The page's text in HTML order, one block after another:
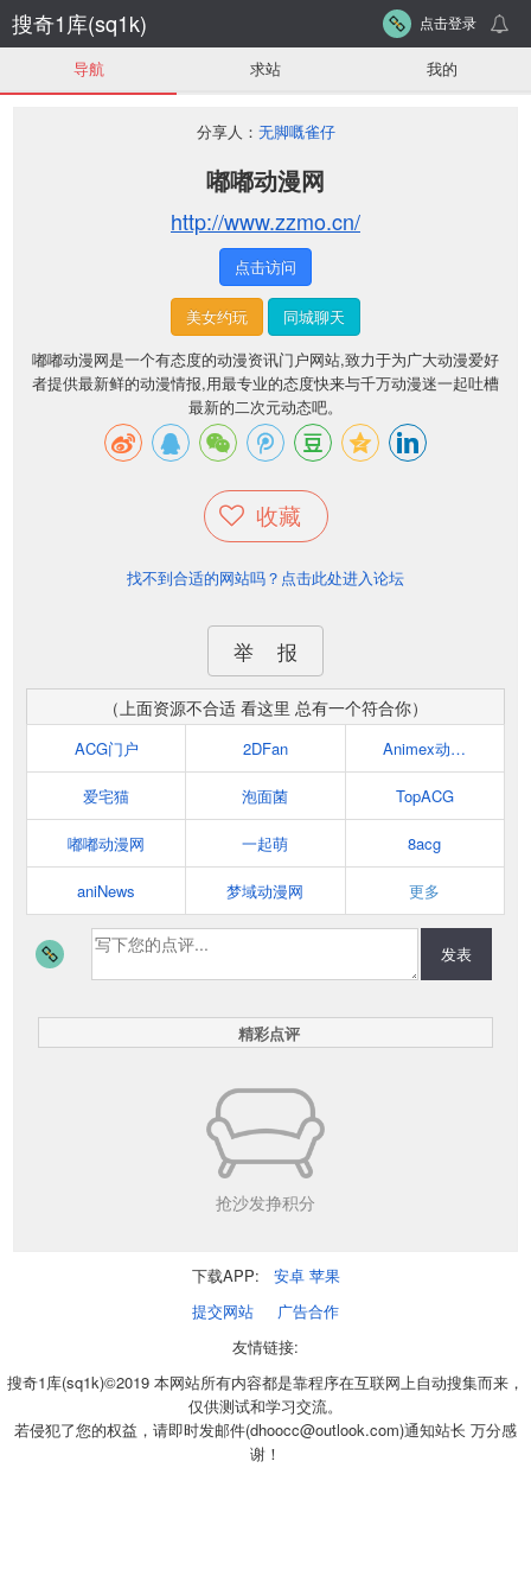
搜奇1库(sq1k) 点击登录
导航 求站 我的
分享人： 无脚嘅雀仔
嘟嘟动漫网
http://www.zzmo.cn/
点击访问
美女约玩
同城聊天
嘟嘟动漫网是一个有态度的动漫资讯门户网站,致力于为广大动漫爱好
者提供最新鲜的动漫情报,用最专业的态度快来与千万动漫迷一起吐槽
最新的二次元动态吧。
收藏
找不到合适的网站吗？点击此处进入论坛
举 报
（上面资源不合适 看这里 总有一个符合你）
ACG门户 2DFan Animex动漫社
爱宅猫 泡面菌 TopACG
嘟嘟动漫网 一起萌 8acg
aniNews 梦域动漫网 更多
发表
精彩点评
抢沙发挣积分
下载APP: 安卓 苹果
提交网站
广告合作
友情链接:
搜奇1库(sq1k)©2019 本网站所有内容都是靠程序在互联网上自动搜集而来，
仅供测试和学习交流。
若侵犯了您的权益，请即时发邮件(dhoocc@outlook.com)通知站长 万分感
谢！